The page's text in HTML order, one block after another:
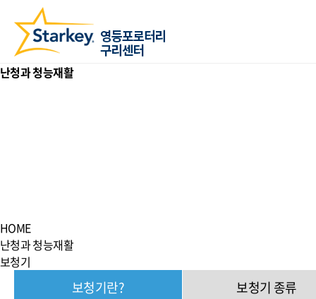
난청과 청능재활
HOME
난청과 청능재활
보청기
보청기란?
보청기 종류